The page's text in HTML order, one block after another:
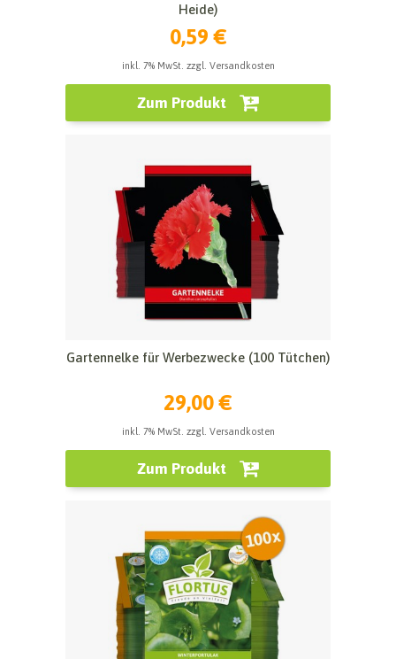
Heide)
0,59 €
inkl. 7% MwSt. zzgl. Versandkosten
Zum Produkt
Gartennelke für Werbezwecke (100 Tütchen)
29,00 €
inkl. 7% MwSt. zzgl. Versandkosten
Zum Produkt